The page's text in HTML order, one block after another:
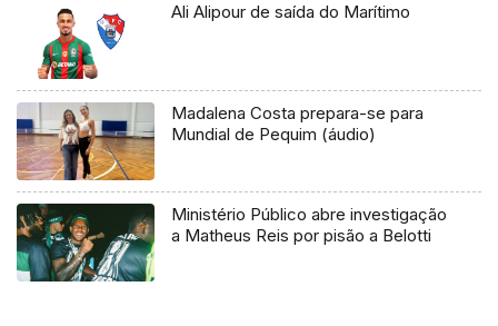
Ali Alipour de saída do Marítimo
Madalena Costa prepara-se para
Mundial de Pequim (áudio)
Ministério Público abre investigação
a Matheus Reis por pisão a Belotti